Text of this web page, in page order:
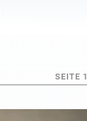
SEITE 1